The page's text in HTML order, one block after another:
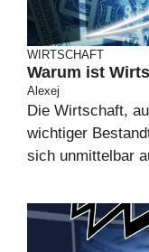
WIRTSCHAFT
Warum ist
Alexej
Die Wirtschaft,
wichtiger
sich unmittelbar